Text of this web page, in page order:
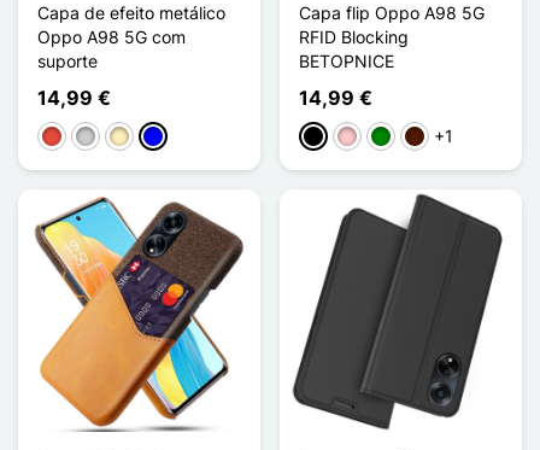
Capa de efeito metálico
Oppo A98 5G com
suporte
14,99 €
Vermelho
PrataOuroAzul
Capa flip Oppo A98 5G
RFID Blocking
BETOPNICE
14,99 €
PretoRosaVerdeCastanho escuro
+1